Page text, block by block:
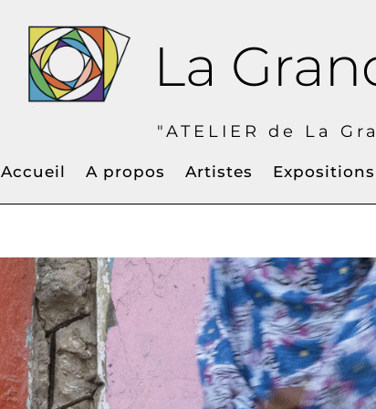
La
"ATELIER de La
Accueil A propos Artistes Expositions